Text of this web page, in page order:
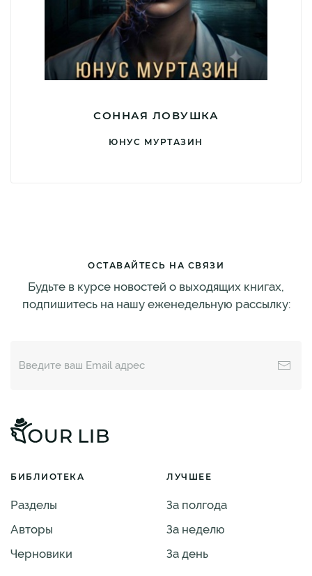
СОННАЯ ЛОВУШКА
ЮНУС МУРТАЗИН
ОСТАВАЙТЕСЬ НА СВЯЗИ
Будьте в курсе новостей о выходящих книгах,
подпишитесь на нашу еженедельную рассылку:
БИБЛИОТЕКА
Разделы
Авторы
Черновики
ЛУЧШЕЕ
За полгода
За неделю
За день